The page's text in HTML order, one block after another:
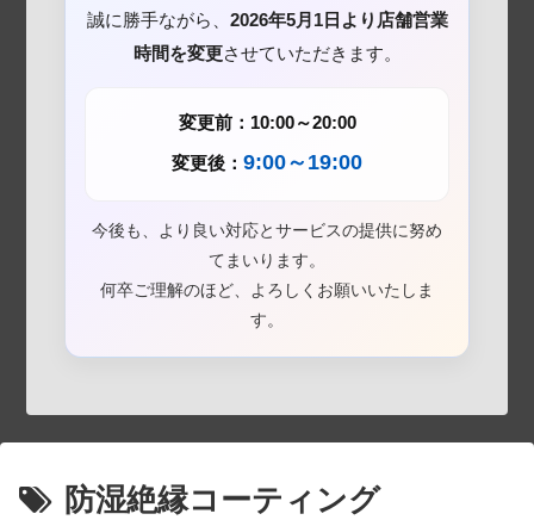
誠に勝手ながら、 2026年5月1日より店舗営業
時間を変更させていただきます。
変更前：10:00～20:00
変更後： 9:00～19:00
今後も、より良い対応とサービスの提供に努め
てまいります。
何卒ご理解のほど、よろしくお願いいたしま
す。
防湿絶縁コーティング